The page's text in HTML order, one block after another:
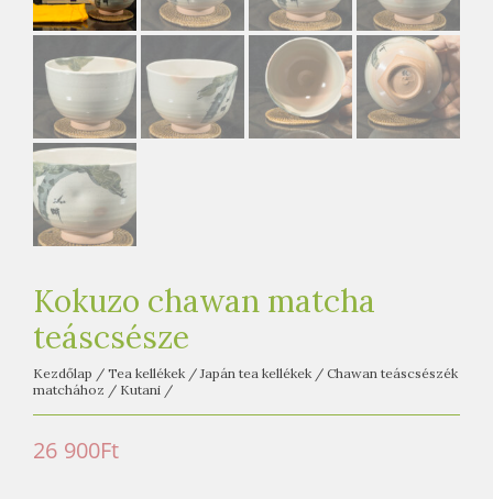
t
e
a
á
z
Kokuzo chawan matcha
teáscsésze
Kezdőlap / Tea kellékek /Japán tea kellékek / Chawan teáscsészék
matchához / Kutani /
26 900Ft